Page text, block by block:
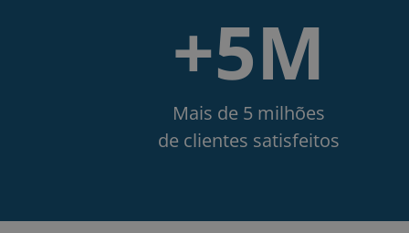
+5M
Mais de 5 milhões
de clientes satisfeitos